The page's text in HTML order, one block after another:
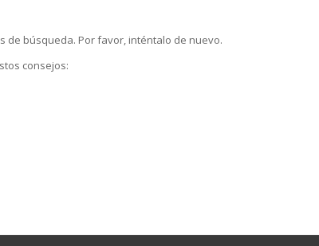
de búsqueda. Por favor, inténtalo de nuevo.
consejos: